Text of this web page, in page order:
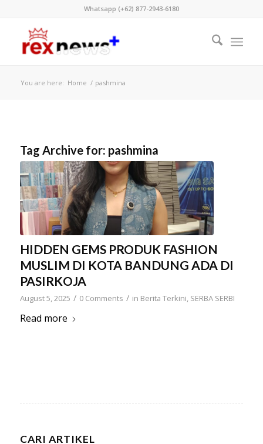
Whatsapp (+62) 877-2943-6180
You are here: Home / pashmina
Tag Archive for: pashmina
HIDDEN GEMS PRODUK FASHION
MUSLIM DI KOTA BANDUNG ADA DI
PASIRKOJA
August 5, 2025 / 0 Comments / in Berita Terkini, SERBA SERBI
Read more
CARI ARTIKEL